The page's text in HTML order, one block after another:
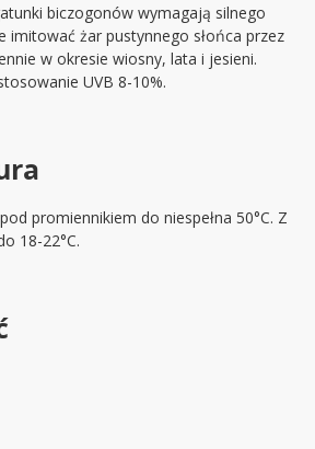
biczogonów wymagają silnego
imitować żar pustynnego słońca przez
w okresie wiosny, lata i jesieni.
UVB 8-10%.
promiennikiem do niespełna 50°C. Z
18-22°C.